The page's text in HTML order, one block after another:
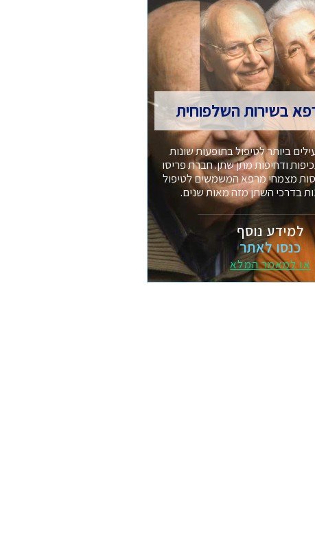
בשירות השלפוחית
ביותר לטיפול בתופעות שונות
ודחיפות מתן שתן. חברת פריסו
מצמחי מרפא המשמשים לטיפול
בדרכי השתן מזה מאות שנים.
למידע נוסף
כנסו לאתר
או למאמר המלא